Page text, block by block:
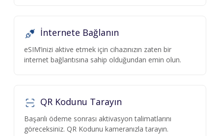
İnternete Bağlanın
eSIM’inizi aktive etmek için cihazınızın zaten bir
internet bağlantısına sahip olduğundan emin olun.
QR Kodunu Tarayın
Başarılı ödeme sonrası aktivasyon talimatlarını
göreceksiniz. QR Kodunu kameranızla tarayın.